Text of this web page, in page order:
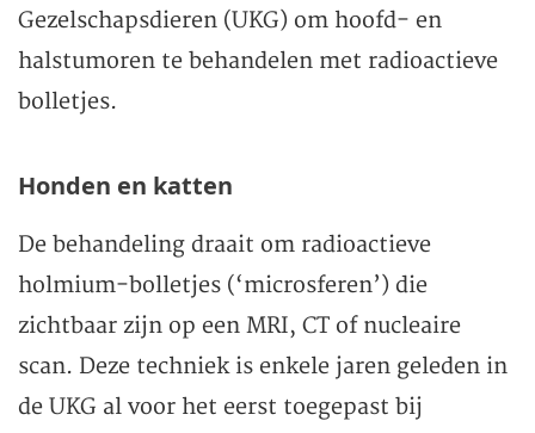
Gezelschapsdieren (UKG) om hoofd- en
halstumoren te behandelen met radioactieve
bolletjes.
Honden en katten
De behandeling draait om radioactieve
holmium-bolletjes (‘microsferen’) die
zichtbaar zijn op een MRI, CT of nucleaire
scan. Deze techniek is enkele jaren geleden in
de UKG al voor het eerst toegepast bij